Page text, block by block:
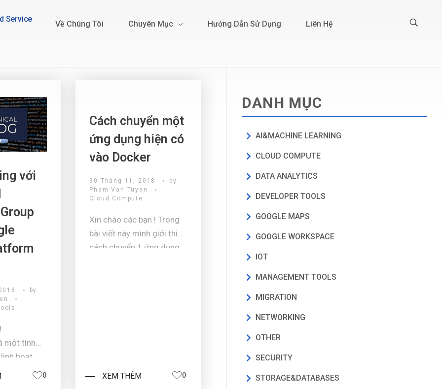
Service
Về Chúng Tôi Chuyên Mục Hướng Dẫn Sử Dụng Liên Hệ
với
by
một tính
hoạt
không
0
Cách chuyển một
ứng dụng hiện có
vào Docker
30 Tháng 11, 2018
by
Pham Van Tuyen
Cloud Compute
Xin chào các bạn ! Trong
bài viết này mình giới thiệu
cách chuyển 1 ứng dụng
XEM THÊM 0
DANH MỤC
AI&MACHINE LEARNING
CLOUD COMPUTE
DATA ANALYTICS
DEVELOPER TOOLS
GOOGLE MAPS
GOOGLE WORKSPACE
IOT
MANAGEMENT TOOLS
MIGRATION
NETWORKING
OTHER
SECURITY
STORAGE&DATABASES